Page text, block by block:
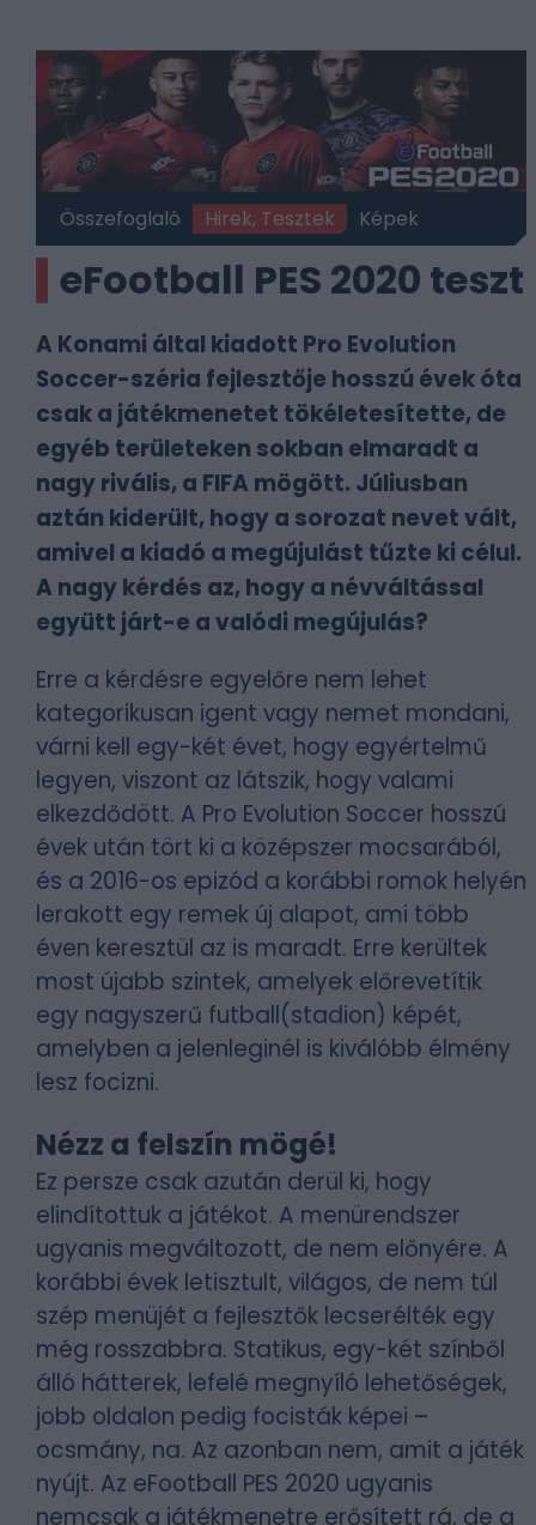
Összefoglaló Hirek, Tesztek Képek
eFootball PES 2020 teszt
A Konami által kiadott Pro Evolution
Soccer-széria fejlesztője hosszú évek óta
csak a játékmenetet tökéletesítette, de
egyéb területeken sokban elmaradt a
nagy rivális, a FIFA mögött. Júliusban
aztán kiderült, hogy a sorozat nevet vált,
amivel a kiadó a megújulást tűzte ki célul.
A nagy kérdés az, hogy a névváltással
együtt járt-e a valódi megújulás?
Erre a kérdésre egyelőre nem lehet
kategorikusan igent vagy nemet mondani,
várni kell egy-két évet, hogy egyértelmű
legyen, viszont az látszik, hogy valami
elkezdődött. A Pro Evolution Soccer hosszú
évek után tört ki a középszer mocsarából,
és a 2016-os epizód a korábbi romok helyén
lerakott egy remek új alapot, ami több
éven keresztül az is maradt. Erre kerültek
most újabb szintek, amelyek előrevetítik
egy nagyszerű futball(stadion) képét,
amelyben a jelenleginél is kiválóbb élmény
lesz focizni.
Nézz a felszín mögé!
Ez persze csak azután derül ki, hogy
elindítottuk a játékot. A menürendszer
ugyanis megváltozott, de nem előnyére. A
korábbi évek letisztult, világos, de nem túl
szép menüjét a fejlesztők lecserélték egy
még rosszabbra. Statikus, egy-két színből
álló hátterek, lefelé megnyíló lehetőségek,
jobb oldalon pedig focisták képei –
ocsmány, na. Az azonban nem, amit a játék
nyújt. Az eFootball PES 2020 ugyanis
nemcsak a játékmenetre erősített rá, de a